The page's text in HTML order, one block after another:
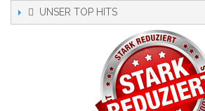
UNSER TOP HITS